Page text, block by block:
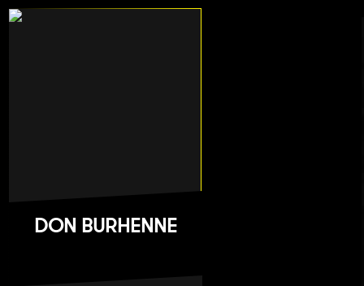
DON BURHENNE